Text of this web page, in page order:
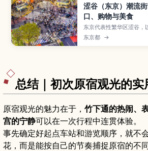
涩谷（东京）潮流
口、购物与美食
东京代表性繁华区涩谷，
忠犬八公像、涩谷109及
闻名。本文整理涩谷站周
东京都 →
总结｜初次原宿观光的实
原宿观光的魅力在于， 竹下通的热闹、
宫的宁静可以在一次行程中连贯体验。
事先确定好起点车站和游览顺序，就不
花，而是能按自己的节奏捕捉原宿的不同